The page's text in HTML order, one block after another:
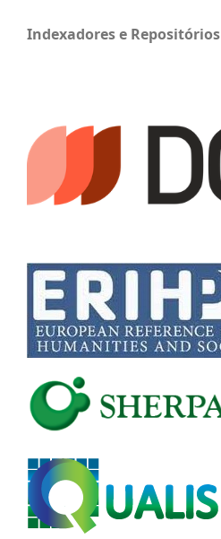
Indexadores e Repositórios